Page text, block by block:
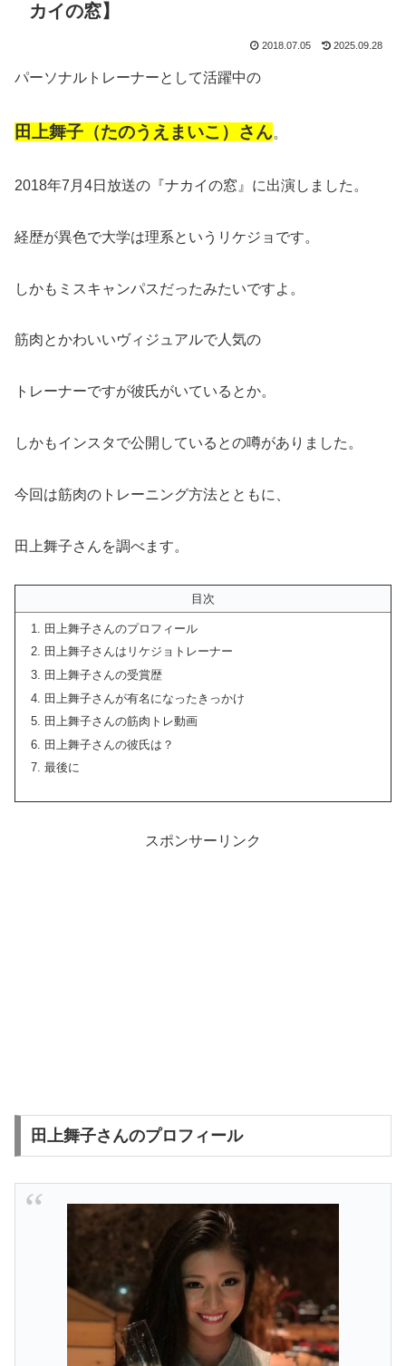
カイの窓】
2018.07.05 2025.09.28
パーソナルトレーナーとして活躍中の
田上舞子（たのうえまいこ）さん。
2018年7月4日放送の『ナカイの窓』に出演しました。
経歴が異色で大学は理系というリケジョです。
しかもミスキャンパスだったみたいですよ。
筋肉とかわいいヴィジュアルで人気の
トレーナーですが彼氏がいているとか。
しかもインスタで公開しているとの噂がありました。
今回は筋肉のトレーニング方法とともに、
田上舞子さんを調べます。
目次
田上舞子さんのプロフィール
田上舞子さんはリケジョトレーナー
田上舞子さんの受賞歴
田上舞子さんが有名になったきっかけ
田上舞子さんの筋肉トレ動画
田上舞子さんの彼氏は？
最後に
スポンサーリンク
田上舞子さんのプロフィール